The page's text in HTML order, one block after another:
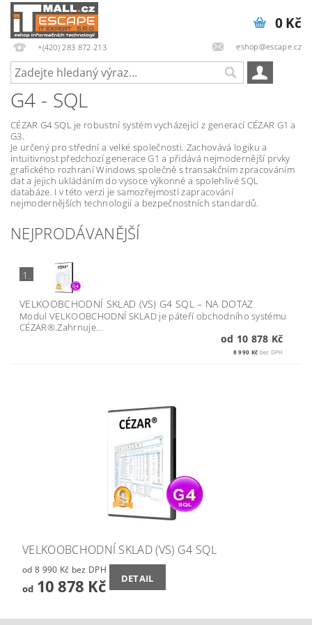
+(420) 283 872 213 eshop@escape.cz
0 Kč
G4 - SQL
CÉZAR G4 SQL je robustní systém vycházející z generací CÉZAR G1 a
G3.
Je určený pro střední a velké společnosti. Zachovává logiku a
intuitivnost předchozí generace G1 a přidává nejmodernější prvky
grafického rozhraní Windows společně s transakčním zpracováním
dat a jejich ukládáním do vysoce výkonné a spolehlivé SQL
databáze. I v této verzi je samozřejmostí zapracování
nejmodernějších technologií a bezpečnostních standardů.
NEJPRODÁVANĚJŠÍ
1.
VELKOOBCHODNÍ SKLAD (VS) G4 SQL– NA DOTAZ
Modul VELKOOBCHODNÍ SKLAD je páteří obchodního systému
CÉZAR®.Zahrnuje...
od 10 878 Kč
8 990 Kč bez DPH
VELKOOBCHODNÍ SKLAD (VS) G4 SQL
od 8 990 Kč bez DPH
od10 878 Kč DETAIL